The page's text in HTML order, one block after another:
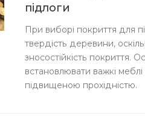
підлоги
При виборі покриття для
твердість деревини,
зносостійкість покриття.
встановлювати важкі
підвищеною прохідністю.